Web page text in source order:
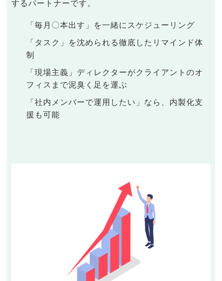
するパートナーです。
「毎月〇本出す」を一緒にスケジューリング
「タスク」を沈められる徹底したリマインド体
制
「現場主義」ディレクターがクライアントのオ
フィスまで泥臭く足を運ぶ
「社内メンバーで運用したい」なら、内製化支
援も可能